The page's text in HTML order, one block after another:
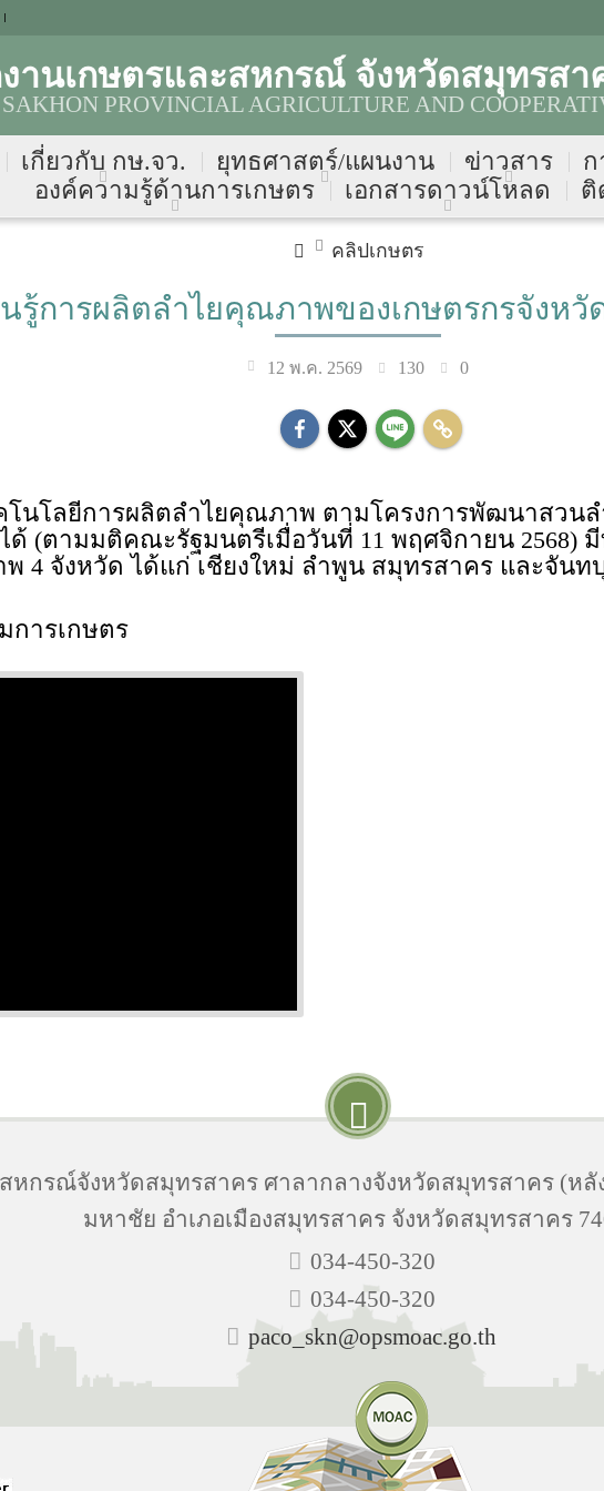
านเกษตรและสหกรณ์ จังหวัดสมุทรสา
PROVINCIAL AGRICULTURE AND
เกี่ยวกับ กษ.จว. ยุทธศาสตร์/แผนงาน ข่าวสาร
ก
องค์ความรู้ด้านการเกษตร
เอกสารดาวน์โหลด ติ
คลิปเกษตร
นรู้การผลิตลำไยคุณภาพของเกษตรกรจังห
12 พ.ค. 2569 130 0
นโลยีการผลิตลำไยคุณภาพ ตามโครงการพัฒนาสวน
ด้ (ตามมติคณะรัฐมนตรีเมื่อวันที่ 11 พฤศจิกายน 2568)
4 จังหวัด ได้แก่ เชียงใหม่ ลำพูน สมุทรสาคร และจันท
การเกษตร
หกรณ์จังหวัดสมุทรสาคร ศาลากลางจังหวัดสมุทรสาคร (หลั
มหาชัย อำเภอเมืองสมุทรสาคร จังหวัดสมุทรสาคร
034-450-320
034-450-320
paco_skn@opsmoac.go.th